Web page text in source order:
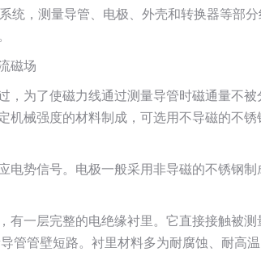
统，测量导管、电极、外壳和转换器等部
磁场
为了使磁力线通过测量导管时磁通量不
机械强度的材料制成，可选用不导磁的不
势信号。电极一般采用非导磁的不锈钢
一层完整的电绝缘衬里。它直接接触被
管管壁短路。衬里材料多为耐腐蚀、耐高